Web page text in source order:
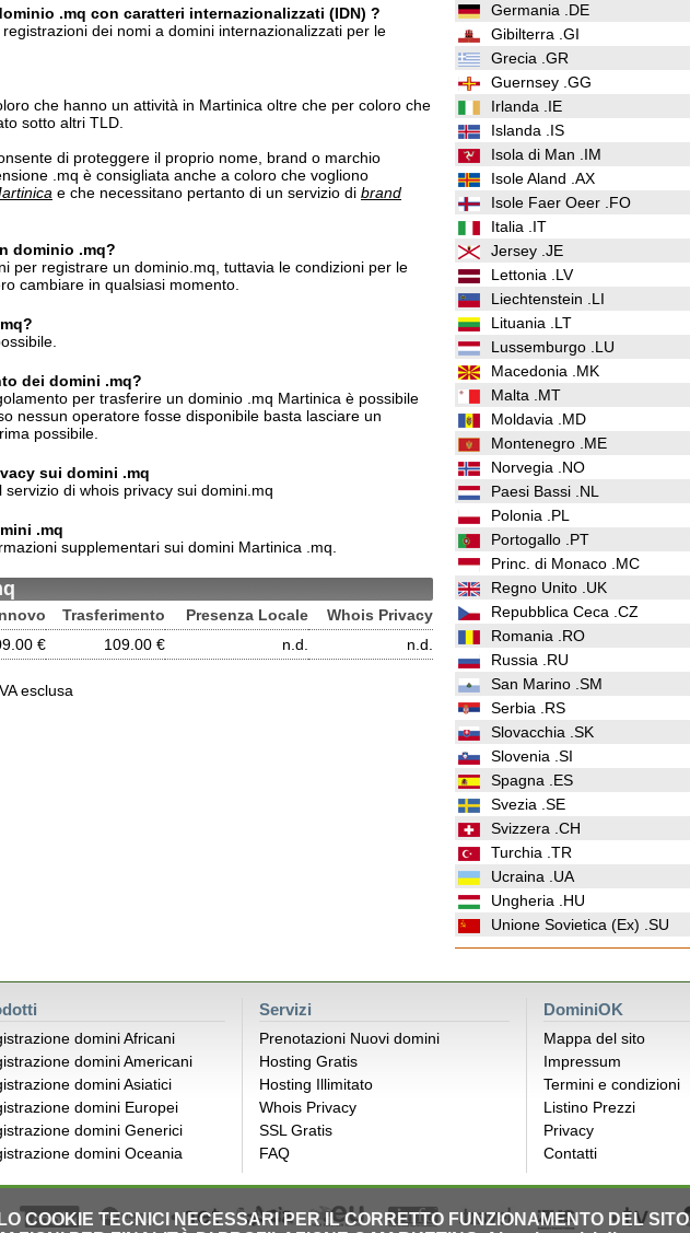
.mq con caratteri internazionalizzati (IDN) ?
dei nomi a domini internazionalizzati per le
che hanno un attività in Martinica oltre che per coloro che
sotto altri TLD.
di proteggere il proprio nome, brand o marchio
.mq è consigliata anche a coloro che vogliono
e che necessitano pertanto di un servizio di brand
dominio .mq?
per registrare un dominio.mq, tuttavia le condizioni per le
cambiare in qualsiasi momento.
dei domini .mq?
per trasferire un dominio .mq Martinica è possibile
nessun operatore fosse disponibile basta lasciare un
possibile.
sui domini .mq
di whois privacy sui domini.mq
.mq
supplementari sui domini Martinica .mq.
Trasferimento Presenza Locale
Whois Privacy
€ 109.00 € n.d. n.d.
esclusa
Germania .DE
Gibilterra .GI
Grecia .GR
Guernsey .GG
Irlanda .IE
Islanda .IS
Isola di Man .IM
Isole Aland .AX
Isole Faer Oeer .FO
Italia .IT
Jersey .JE
Lettonia .LV
Liechtenstein .LI
Lituania .LT
Lussemburgo .LU
Macedonia .MK
Malta .MT
Moldavia .MD
Montenegro .ME
Norvegia .NO
Paesi Bassi .NL
Polonia .PL
Portogallo .PT
Princ. di Monaco .MC
Regno Unito .UK
Repubblica Ceca .CZ
Romania .RO
Russia .RU
San Marino .SM
Serbia .RS
Slovacchia .SK
Slovenia .SI
Spagna .ES
Svezia .SE
Svizzera .CH
Turchia .TR
Ucraina .UA
Ungheria .HU
Unione Sovietica (Ex) .SU
domini Africani
domini Americani
domini Asiatici
domini Europei
domini Generici
domini Oceania
Servizi
Prenotazioni Nuovi domini
Hosting Gratis
Hosting Illimitato
Whois Privacy
SSL Gratis
FAQ
DominiOK
Mappa del sito
Impressum
Termini e condizioni
Listino Prezzi
Privacy
Contatti
COOKIE TECNICI NECESSARI PER IL CORRETTO FUNZIONAMENTO DEL SITO